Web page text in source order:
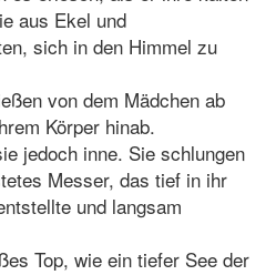
aus Ekel und
sich in den Himmel zu
von dem Mädchen ab
Körper hinab.
jedoch inne. Sie schlungen
Messer, das tief in ihr
und langsam
Top, wie ein tiefer See der